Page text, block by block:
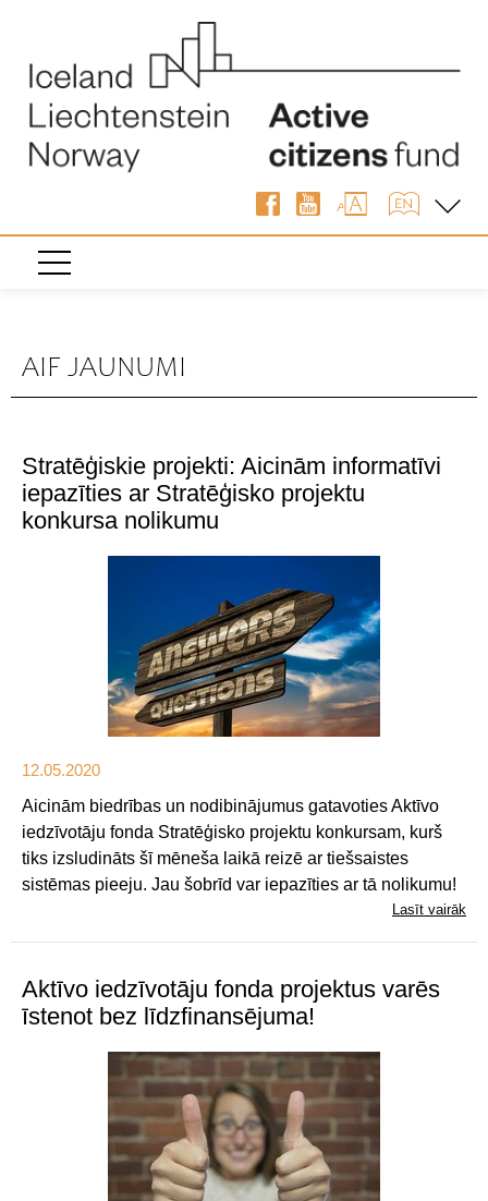
AIF JAUNUMI
Stratēģiskie projekti: Aicinām informatīvi
iepazīties ar Stratēģisko projektu
konkursa nolikumu
12.05.2020
Aicinām biedrības un nodibinājumus gatavoties Aktīvo
iedzīvotāju fonda Stratēģisko projektu konkursam, kurš
tiks izsludināts šī mēneša laikā reizē ar tiešsaistes
sistēmas pieeju. Jau šobrīd var iepazīties ar tā nolikumu!
Lasīt vairāk
Aktīvo iedzīvotāju fonda projektus varēs
īstenot bez līdzfinansējuma!